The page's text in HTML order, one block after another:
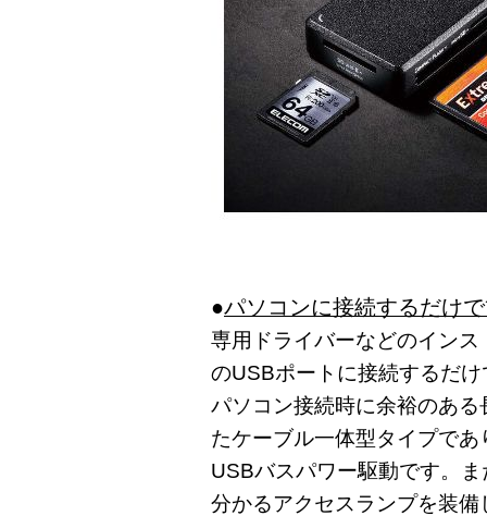
●パソコンに接続するだけ
専用ドライバーなどのイン
のUSBポートに接続するだ
パソコン接続時に余裕のあ
たケーブル一体型タイプで
USBバスパワー駆動です。
分かるアクセスランプを装備